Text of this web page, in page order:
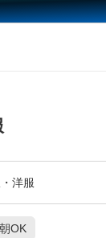
洋服
OK